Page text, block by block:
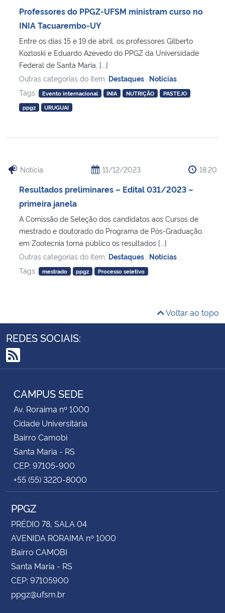
Professores do PPGZ-UFSM ministram curso no
INIA Tacuarembo-UY
Entre os dias 15 e 19 de abril, os professores Gilberto
Kozloski e Eduardo Azevedo do PPGZ da Universidade
Federal de Santa Maria, [...]
Outras categorias do item: Destaques Notícias
Tags:
Evento internacional INIA NUTRIÇÃO
PASTEJO
ppgz
URUGUAI
Notícia 11/12/2023 18:20
Resultados preliminares – Edital 031/2023 –
primeira janela
A Comissão de Seleção dos candidatos aos Cursos de
mestrado e doutorado do Programa de Pós-Graduação
em Zootecnia torna público os resultados [...]
Outras categorias do item: Destaques Notícias
Tags:
mestrado ppgz Processo seletivo
Voltar ao topo
REDES SOCIAIS:
RSS
CAMPUS SEDE
Av. Roraima nº 1000
Cidade Universitária
Bairro Camobi
Santa Maria - RS
CEP: 97105-900
+55 (55) 3220-8000
PPGZ
PRÉDIO 78, SALA 04
AVENIDA RORAIMA nº 1000
Bairro CAMOBI
Santa Maria - RS
CEP: 97105900
ppgz@ufsm.br